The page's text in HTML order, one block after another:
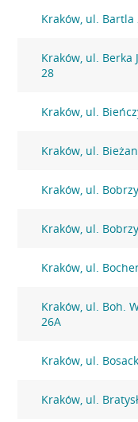
Kraków, ul. Bartla
Kraków, ul. Berka
28
Kraków, ul.
Kraków, ul.
Kraków, ul.
Kraków, ul.
Kraków, ul.
Kraków, ul. Boh.
26A
Kraków, ul.
Kraków, ul.